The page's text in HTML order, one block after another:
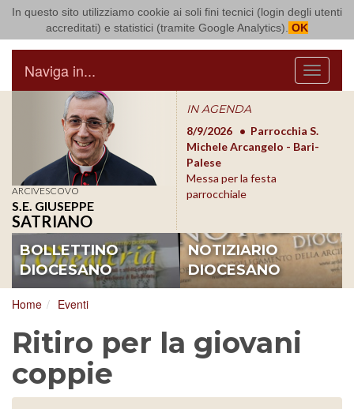
In questo sito utilizziamo cookie ai soli fini tecnici (login degli utenti
accreditati) e statistici (tramite Google Analytics). OK
Arcidiocesi di Bari Bitonto
Menu
Naviga in...
ARCIVESCOVO
S.E. GIUSEPPE
SATRIANO
IN AGENDA
8/17/2026
Conversano
Conferenza Episcopale
Pugliese
8/9/2026
Parrocchia S.
Michele Arcangelo - Bari-
Palese
Messa per la festa
parrocchiale
BOLLETTINO
DIOCESANO
NOTIZIARIO
DIOCESANO
Home Eventi
Ritiro per la giovani
coppie